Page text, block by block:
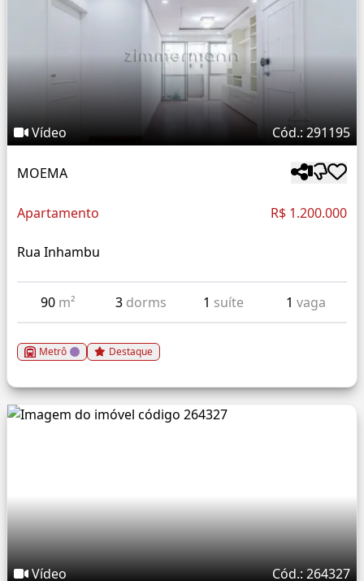
Vídeo Cód.: 291195
MOEMA
Apartamento R$ 1.200.000
Rua Inhambu
90 m² 3 dorms 1 suíte 1 vaga
Metrô Destaque
Vídeo Cód.: 264327